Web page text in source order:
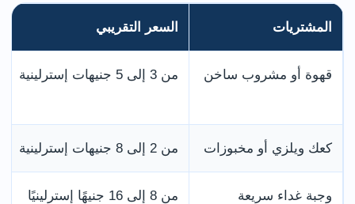
المشتريات السعر التقريبي
قهوة أو مشروب ساخن من 3 إلى 5 جنيهات إسترلينية
كعك ويلزي أو مخبوزات من 2 إلى 8 جنيهات إسترلينية
وجبة غداء سريعة من 8 إلى 16 جنيهًا إسترلينيًا